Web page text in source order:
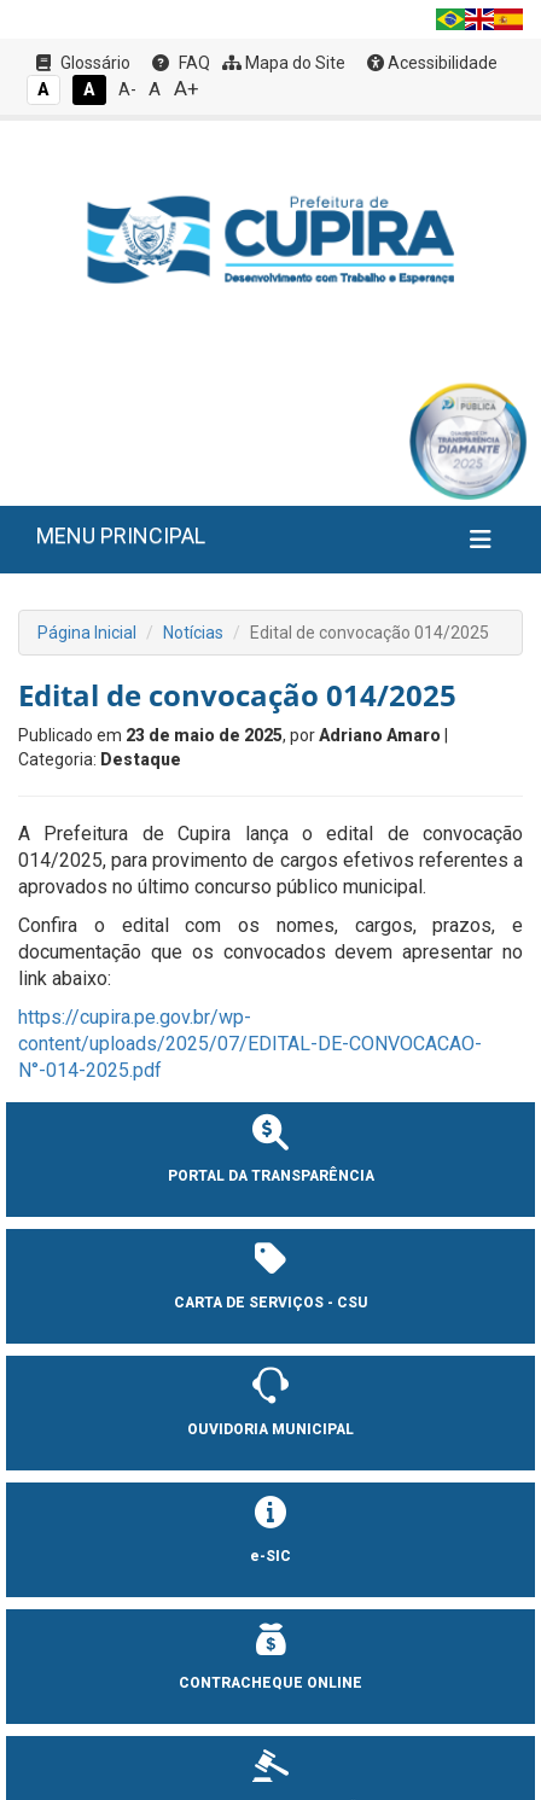
Glossário FAQ Mapa do Site
Acessibilidade
A
A A- A A+
MENU PRINCIPAL
Página Inicial Notícias Edital de convocação 014/2025
Edital de convocação 014/2025
Publicado em 23 de maio de 2025, porAdriano Amaro
Categoria: Destaque
A Prefeitura de Cupira lança o edital de convocação
014/2025, para provimento de cargos efetivos referentes a
aprovados no último concurso público municipal.
Confira o edital com os nomes, cargos, prazos, e
documentação que os convocados devem apresentar no
link abaixo:
https://cupira.pe.gov.br/wp-
content/uploads/2025/07/EDITAL-DE-CONVOCACAO-
N°-014-2025.pdf
PORTAL DA TRANSPARÊNCIA
CARTA DE SERVIÇOS - CSU
OUVIDORIA MUNICIPAL
e-SIC
CONTRACHEQUE ONLINE